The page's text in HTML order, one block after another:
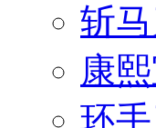
斩
康
环